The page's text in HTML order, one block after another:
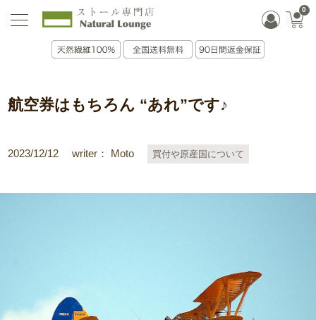
0
2023/12/12 writer： Moto 買付や原産国について
航空券はもちろん “あれ”です♪